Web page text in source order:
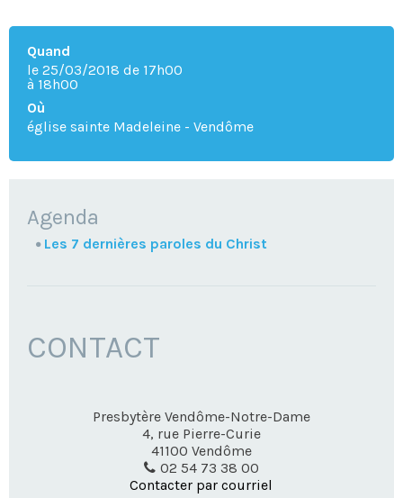
Quand
le 25/03/2018 de 17h00
à 18h00
Où
église sainte Madeleine - Vendôme
NAVIGATION
Agenda
Les 7 dernières paroles du Christ
CONTACT
Presbytère Vendôme-Notre-Dame
4, rue Pierre-Curie
41100 Vendôme
02 54 73 38 00
Contacter par courriel